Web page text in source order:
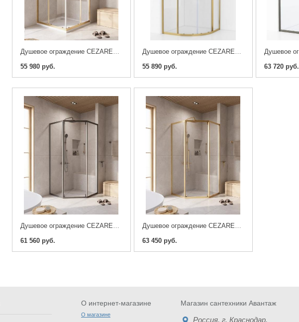
55 980 руб.
55 890 руб.
63 720 руб.
61 560 руб.
63 450 руб.
О интернет-магазине
О магазине
Магазин сантехники Авантаж
Россия, г.Краснодар,